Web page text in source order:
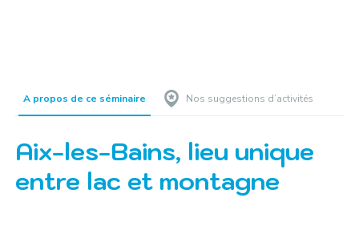
A propos de ce séminaire Nos suggestions d’activités
Aix-les-Bains, lieu unique
entre lac et montagne